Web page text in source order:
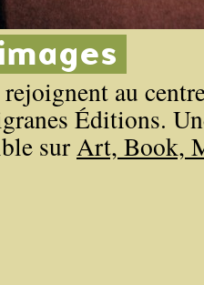
au
Éditions.
surArt, Book,